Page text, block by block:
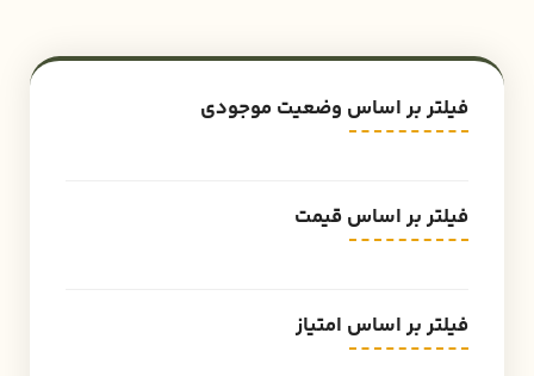
فیلتر بر اساس وضعیت موجودی
فیلتر بر اساس قیمت
فیلتر بر اساس امتیاز